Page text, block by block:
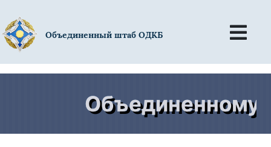
Объединенный штаб ОДКБ
Объединенному